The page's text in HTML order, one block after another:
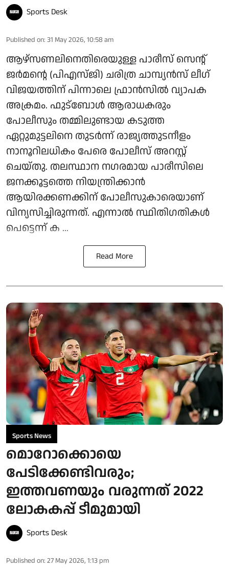
Sports Desk
Published on: 31 May 2026, 10:58 am
ആഴ്‌സണലിനെതിരെയുള്ള പാരീസ് സെന്റ്
ജര്‍മന്റെ (പിഎസ്ജി) ചരിത്ര ചാമ്പ്യന്‍സ് ലീഗ്
വിജയത്തിന് പിന്നാലെ ഫ്രാന്‍സില്‍ വ്യാപക
അക്രമം. ഫുട്‌ബോള്‍ ആരാധകരും
പോലീസും തമ്മിലുണ്ടായ കടുത്ത
ഏറ്റുമുട്ടലിനെ തുടര്‍ന്ന് രാജ്യത്തുടനീളം
നാനൂറിലധികം പേരെ പോലീസ് അറസ്റ്റ്
ചെയ്തു. തലസ്ഥാന നഗരമായ പാരീസിലെ
ജനക്കൂട്ടത്തെ നിയന്ത്രിക്കാന്‍
ആയിരക്കണക്കിന് പോലീസുകാരെയാണ്
വിന്യസിച്ചിരുന്നത്. എന്നാല്‍ സ്ഥിതിഗതികള്‍
പെട്ടെന്ന് ക ...
Read More
Sports News
മൊറോക്കൊയെ
പേടിക്കേണ്ടിവരും;
ഇത്തവണയും വരുന്നത് 2022
ലോകകപ്പ് ടീമുമായി
Sports Desk
Published on: 27 May 2026, 1:13 pm